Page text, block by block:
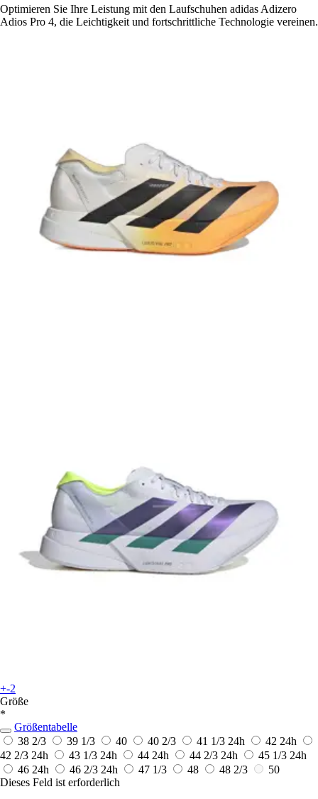
Optimieren Sie Ihre Leistung mit den Laufschuhen adidas Adizero
Adios Pro 4, die Leichtigkeit und fortschrittliche Technologie vereinen.
+-2
Größe
*
Größentabelle
38 2/3
39 1/3 40 40 2/3 41 1/3 24h 42 24h
42 2/3 24h 43 1/3 24h 44 24h 44 2/3 24h 45 1/3 24h
46 24h 46 2/3 24h 47 1/3 48 48 2/3
50
Dieses Feld ist erforderlich